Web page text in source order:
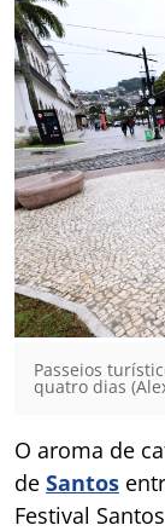
Passeios
quatro dias
O aroma de
de Santos
Festival